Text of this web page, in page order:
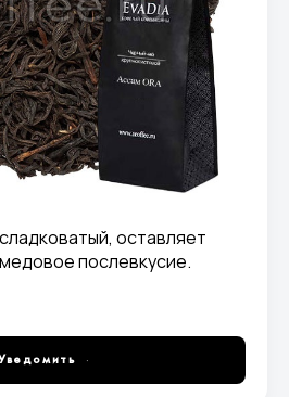
оставляет
послевкусие.